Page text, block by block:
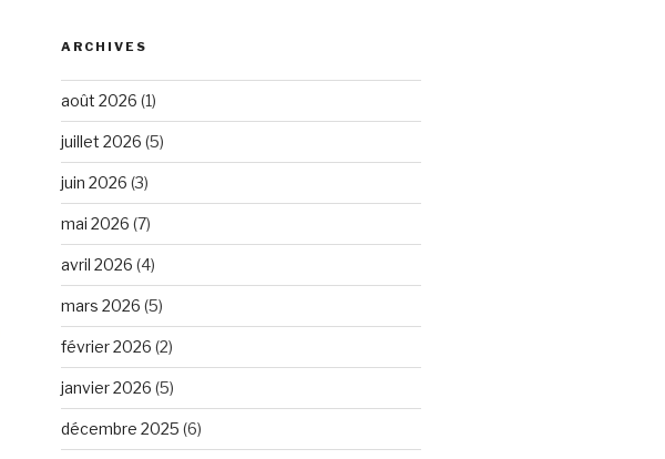
ARCHIVES
août 2026 (1)
juillet 2026 (5)
juin 2026 (3)
mai 2026 (7)
avril 2026 (4)
mars 2026 (5)
février 2026 (2)
janvier 2026 (5)
décembre 2025 (6)